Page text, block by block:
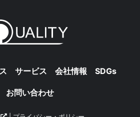
サービス 会社情報 SDGs
お問い合わせ